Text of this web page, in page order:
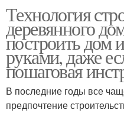
Технология
деревянного
построить дом
руками, даже
пошаговая
В последние годы все
предпочтение